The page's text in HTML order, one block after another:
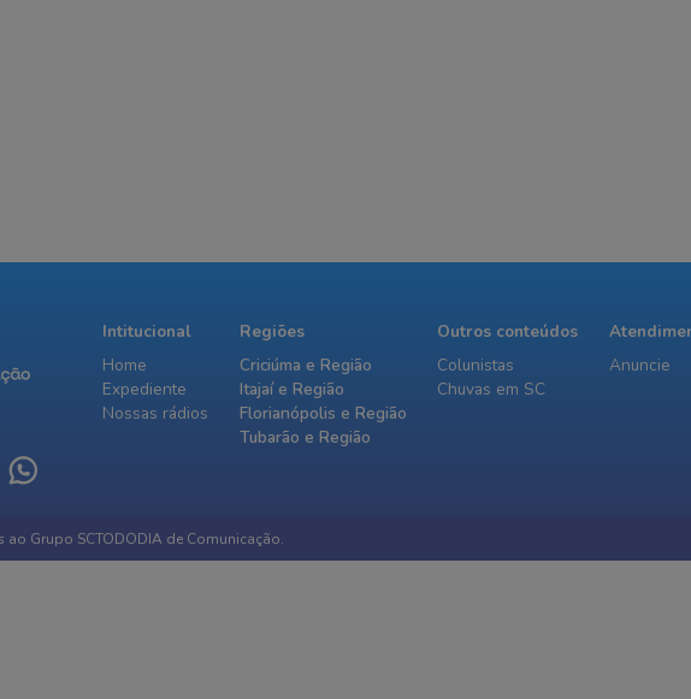
Intitucional
Home
Expediente
Nossas rádios
Regiões
Criciúma e Região
Itajaí e Região
Florianópolis e Região
Tubarão e Região
Outros conteúdos
Colunistas
Chuvas em SC
Anuncie
Grupo SCTODODIA de Comunicação.